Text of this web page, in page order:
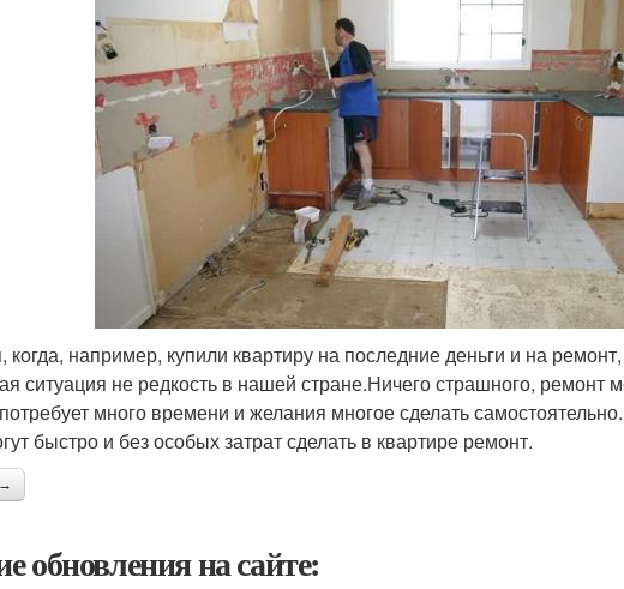
когда, например, купили квартиру на последние деньги и на
ситуация не редкость в нашей стране.Ничего страшного, ремонт
много времени и желания многое сделать
быстро и без особых затрат сделать в квартире ремонт.
обновления на сайте: